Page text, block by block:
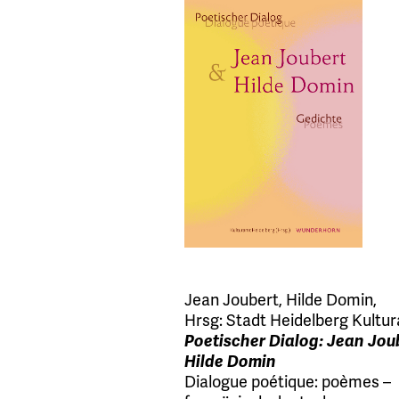
Jean Joubert, Hilde Domin,
Hrsg:Stadt Heidelberg
Poetischer Dialog: Jean
Hilde Domin
Dialogue poétique: poèmes –